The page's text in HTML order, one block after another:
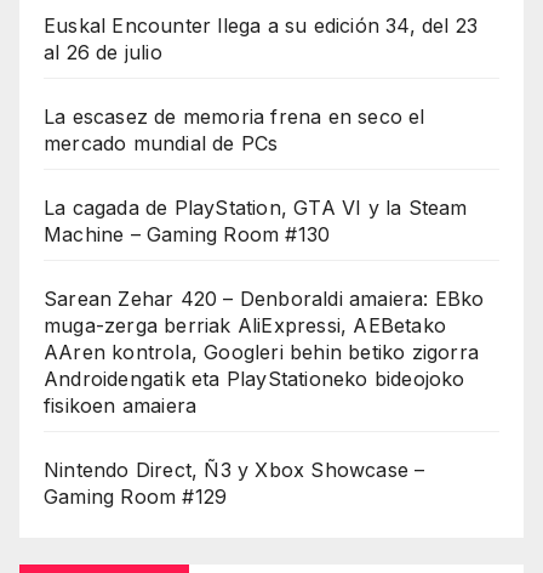
Euskal Encounter llega a su edición 34, del 23
al 26 de julio
La escasez de memoria frena en seco el
mercado mundial de PCs
La cagada de PlayStation, GTA VI y la Steam
Machine – Gaming Room #130
Sarean Zehar 420 – Denboraldi amaiera: EBko
muga-zerga berriak AliExpressi, AEBetako
AAren kontrola, Googleri behin betiko zigorra
Androidengatik eta PlayStationeko bideojoko
fisikoen amaiera
Nintendo Direct, Ñ3 y Xbox Showcase –
Gaming Room #129